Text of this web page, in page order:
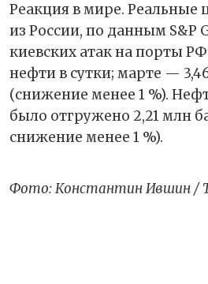
Реакция в мире.
из России, по данным S&P
киевских атак на порты
нефти в сутки; марте —
(снижение менее 1 %).
было отгружено 2,21 млн
снижение менее 1 %).
Фото: Константин Ившин /